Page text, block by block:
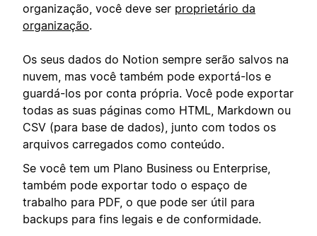
organização, você deve ser proprietário da
organização.
Os seus dados do Notion sempre serão salvos na
nuvem, mas você também pode exportá-los e
guardá-los por conta própria. Você pode exportar
todas as suas páginas como HTML, Markdown ou
CSV (para base de dados), junto com todos os
arquivos carregados como conteúdo.
Se você tem um Plano Business ou Enterprise,
também pode exportar todo o espaço de
trabalho para PDF, o que pode ser útil para
backups para fins legais e de conformidade.